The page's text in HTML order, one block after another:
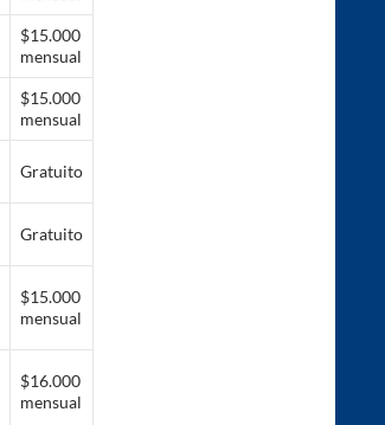
$15.000
mensual
$15.000
mensual
Gratuito
Gratuito
$15.000
mensual
$16.000
mensual